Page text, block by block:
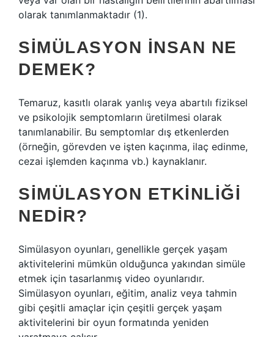
olarak tanımlanmaktadır (1).
SIMÜLASYON INSAN NE
DEMEK?
Temaruz, kasıtlı olarak yanlış veya abartılı fiziksel
ve psikolojik semptomların üretilmesi olarak
tanımlanabilir. Bu semptomlar dış etkenlerden
(örneğin, görevden ve işten kaçınma, ilaç edinme,
cezai işlemden kaçınma vb.) kaynaklanır.
SIMÜLASYON ETKINLIĞI
NEDIR?
Simülasyon oyunları, genellikle gerçek yaşam
aktivitelerini mümkün olduğunca yakından simüle
etmek için tasarlanmış video oyunlarıdır.
Simülasyon oyunları, eğitim, analiz veya tahmin
gibi çeşitli amaçlar için çeşitli gerçek yaşam
aktivitelerini bir oyun formatında yeniden